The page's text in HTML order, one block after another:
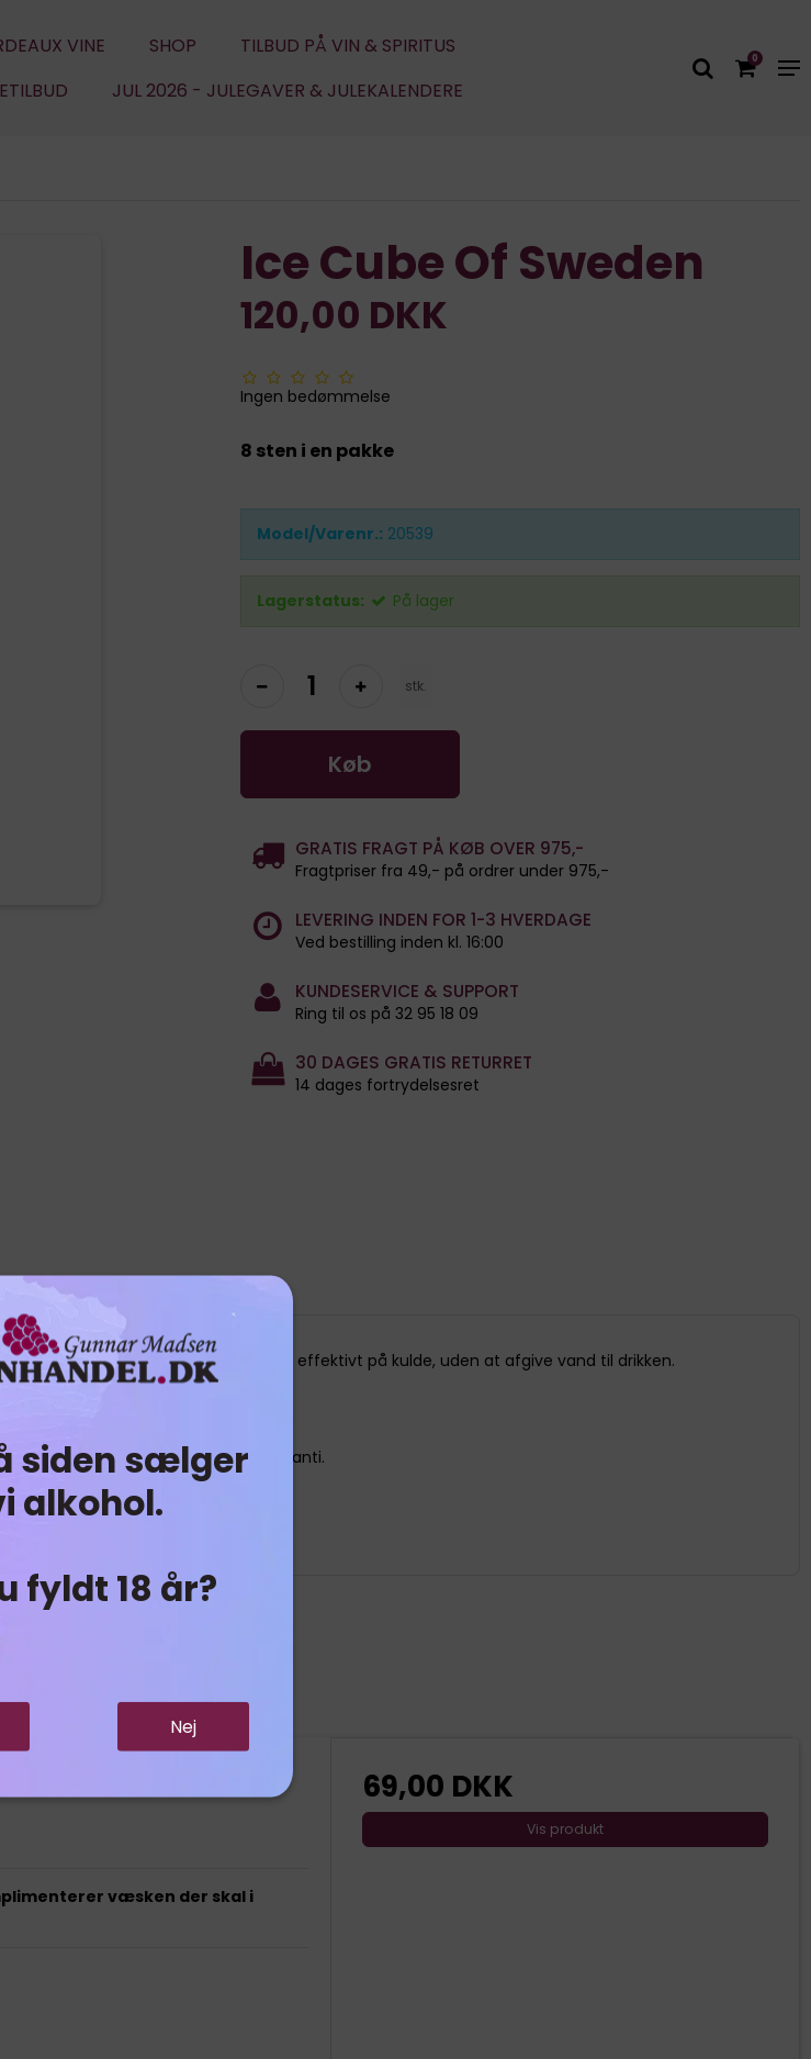
siden sælger
alkohol.
fyldt 18 år?
Nej
VINE SHOP
TILBUD PÅ VIN & SPIRITUS
JUL 2026 - JULEGAVER & JULEKALENDERE
0
Ice Cube Of Sweden
120,00 DKK
Ingen bedømmelse
8 sten i en pakke
Model/Varenr.: 20539
Lagerstatus: På lager
stk.
Køb
GRATIS FRAGT PÅ KØB OVER 975,-
Fragtpriser fra 49,- på ordrer under 975,-
LEVERING INDEN FOR 1-3 HVERDAGE
Ved bestilling inden kl. 16:00
KUNDESERVICE & SUPPORT
Ring til os på 32 95 18 09
30 DAGES GRATIS RETURRET
14 dages fortrydelsesret
som er en bjergart, der holder effektivt på kulde, uden at afgive vand til drikken.
både dig og venner.
Sweden tilbyder desuden livstidsgaranti.
produkter
m/tryk
væsken der skal i
69,00 DKK
Vis produkt